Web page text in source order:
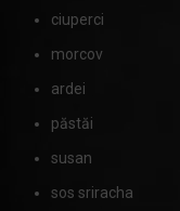
ciuperci
morcov
ardei
păstăi
susan
sos sriracha